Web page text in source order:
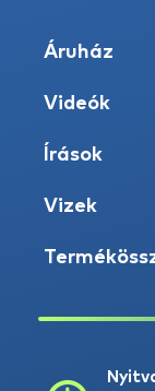
Áruház
Videók
Írások
Vizek